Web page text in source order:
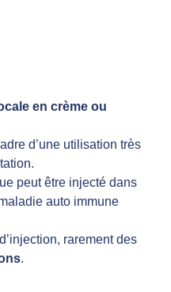
en crème ou
d’une utilisation très
peut être injecté dans
auto immune
rarement des
.